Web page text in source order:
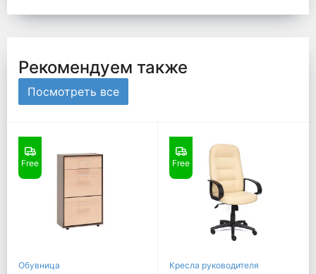
Рекомендуем также
Посмотреть все
Free
Обувница
Free
Кресла руководителя